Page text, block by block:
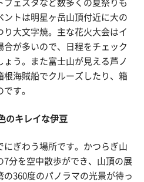
フェスタなど数多くの夏祭りも
ントは明星ヶ岳山頂付近に大の
大文字焼。主な花火大会はイ
が多いので、日程をチェック
ょう。また富士山が見える芦ノ
根海賊船でクルーズしたり、箱
す。
のキレイな伊豆
ぎわう場所です。かつらぎ山
7分を空中散歩ができ、山頂の展
360度のパノラマの光景が待っ